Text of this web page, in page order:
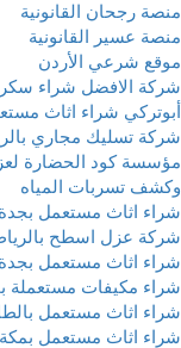
منصة رجحان القانونية
منصة عسير القانونية
موقع شرعي الأردن
شركة الافضل شراء
أبوتركي شراء اثاث
شركة تسليك مجاري
مؤسسة كود الحضارة
وكشف تسربات المياه
شراء اثاث مستعمل بجدة
شركة عزل اسطح
شراء اثاث مستعمل بجدة
شراء مكيفات مستعملة
شراء اثاث مستعمل
شراء اثاث مستعمل بمكة